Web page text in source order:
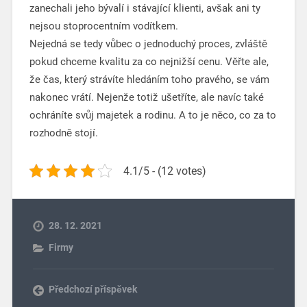
zanechali jeho bývalí i stávající klienti, avšak ani ty
nejsou stoprocentním vodítkem.
Nejedná se tedy vůbec o jednoduchý proces, zvláště
pokud chceme kvalitu za co nejnižší cenu. Věřte ale,
že čas, který strávíte hledáním toho pravého, se vám
nakonec vrátí. Nejenže totiž ušetříte, ale navíc také
ochráníte svůj majetek a rodinu. A to je něco, co za to
rozhodně stojí.
4.1/5 - (12 votes)
28. 12. 2021
Firmy
Předchozí příspěvek